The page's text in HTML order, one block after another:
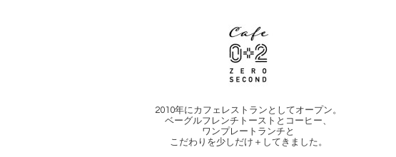
2010年にカフェレストランとしてオープン。
ベーグルフレンチトーストとコーヒー、
ワンプレートランチと
こだわりを少しだけ＋してきました。